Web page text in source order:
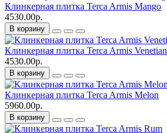
Клинкерная плитка Terca Armis Mango
4530.00р.
В корзину
Клинкерная плитка Terca Armis Venetian
4530.00р.
В корзину
Клинкерная плитка Terca Armis Melon
5960.00р.
В корзину